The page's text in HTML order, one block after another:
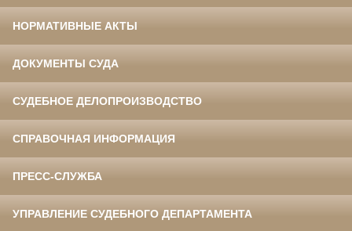
НОРМАТИВНЫЕ АКТЫ
ДОКУМЕНТЫ СУДА
СУДЕБНОЕ ДЕЛОПРОИЗВОДСТВО
СПРАВОЧНАЯ ИНФОРМАЦИЯ
ПРЕСС-СЛУЖБА
УПРАВЛЕНИЕ СУДЕБНОГО ДЕПАРТАМЕНТА